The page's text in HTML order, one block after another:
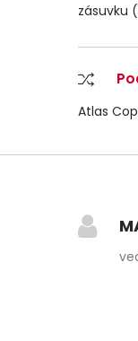
zásuvku
Atlas